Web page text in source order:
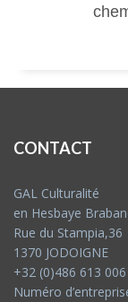
CONTACT
GAL Culturalité
en Hesbaye
Rue du Stampia,36
1370 JODOIGNE
+32 (0)486 613 006
Numéro